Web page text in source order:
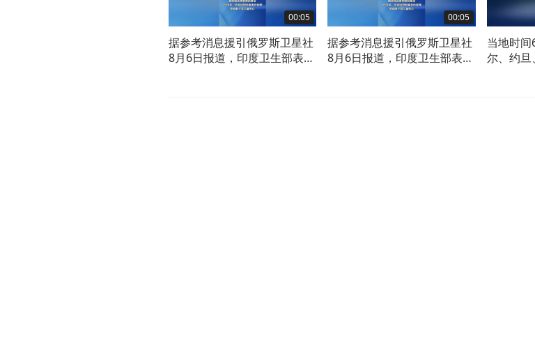
00:05
据参考消息援引俄罗斯卫星社
8月6日报道，印度卫生部表
00:05
据参考消息援引俄罗斯卫星社
8月6日报道，印度卫生部表
当地时
尔、约旦